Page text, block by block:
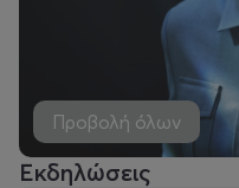
Προβολή όλων
Εκδηλώσεις